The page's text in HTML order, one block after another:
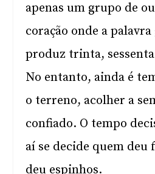
apenas um grupo de
coração onde a
produz trinta,
No entanto, ainda é
o terreno, acolher a
confiado. O tempo
aí se decide quem deu
deu espinhos.